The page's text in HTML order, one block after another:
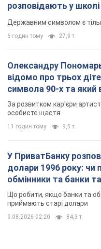
розповідають у школі
Державним символом є
6 годин тому 27,9 т.
Олександру
відомо про трьох
символа 90-х та який
мають
За розвитком кар'єри
особисте щастя
11 годин тому 9,5 т.
У ПриватБанку
долари 1996 року: чи
обмінники та банки
Що робити, якщо банки та
приймають старі долари
9.08.2026 02:20 84,3 т.